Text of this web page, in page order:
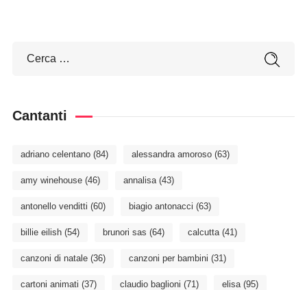
Cantanti
adriano celentano(84) alessandra amoroso(63)
amy winehouse(46) annalisa(43)
antonello venditti (60) biagio antonacci (63)
billie eilish(54) brunori sas (64) calcutta(41)
canzoni di natale(36) canzoni per bambini (31)
cartoni animati (37) claudio baglioni (71) elisa(95)